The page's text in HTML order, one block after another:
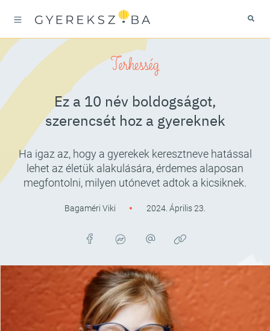
Terhesség
Ez a 10 név boldogságot,
szerencsét hoz a gyereknek
Ha igaz az, hogy a gyerekek keresztneve hatással
lehet az életük alakulására, érdemes alaposan
megfontolni, milyen utónevet adtok a kicsiknek.
Bagaméri Viki 2024. Április 23.